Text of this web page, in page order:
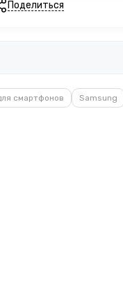
Поделиться
смартфонов Samsung